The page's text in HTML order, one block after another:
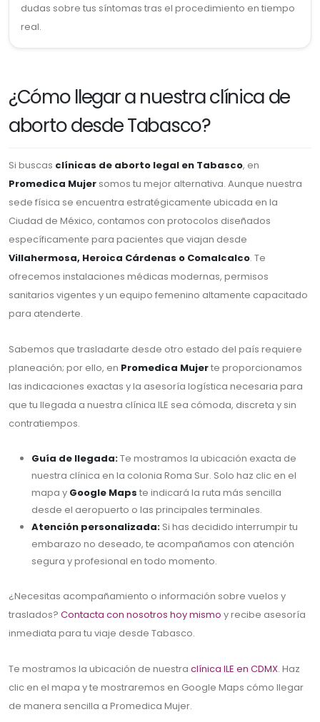
dudas sobre tus síntomas tras el procedimiento en tiempo
real.
¿Cómo llegar a nuestra clínica de
aborto desde Tabasco?
Si buscas clínicas de aborto legal en Tabasco, en
Promedica Mujer somos tu mejor alternativa. Aunque nuestra
sede física se encuentra estratégicamente ubicada en la
Ciudad de México, contamos con protocolos diseñados
específicamente para pacientes que viajan desde
Villahermosa, Heroica Cárdenas o Comalcalco. Te
ofrecemos instalaciones médicas modernas, permisos
sanitarios vigentes y un equipo femenino altamente capacitado
para atenderte.
Sabemos que trasladarte desde otro estado del país requiere
planeación; por ello, en Promedica Mujerte proporcionamos
las indicaciones exactas y la asesoría logística necesaria para
que tu llegada a nuestra clínica ILE sea cómoda, discreta y sin
contratiempos.
Guía de llegada:Te mostramos la ubicación exacta de
nuestra clínica en la colonia Roma Sur. Solo haz clic en el
mapa y Google Maps te indicará la ruta más sencilla
desde el aeropuerto o las principales terminales.
Atención personalizada: Si has decidido interrumpir tu
embarazo no deseado, te acompañamos con atención
segura y profesional en todo momento.
¿Necesitas acompañamiento o información sobre vuelos y
traslados? Contacta con nosotros hoy mismo y recibe asesoría
inmediata para tu viaje desde Tabasco.
Te mostramos la ubicación de nuestra clínica ILE en CDMX. Haz
clic en el mapa y te mostraremos en Google Maps cómo llegar
de manera sencilla a Promedica Mujer.